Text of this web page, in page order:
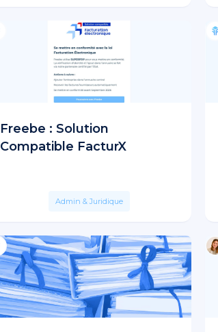
Freebe : Solution
Compatible FacturX
Admin & Juridique